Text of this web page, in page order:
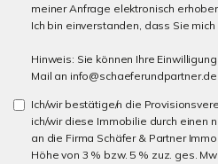
meiner Anfrage elektronisch
Ich bin einverstanden, dass Sie
Hinweis: Sie können Ihre
Mail an
Ich/wir bestätige/n die
ich/wir diese Immobilie durch einen
an die Firma Schäfer & Partner
Höhe von 3 % bzw. 5 % zuz. ges.